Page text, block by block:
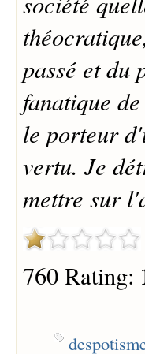
passé et du
fanatique
le porteur
vertu. Je
mettre sur
760 Rating: